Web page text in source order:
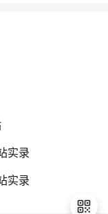
实录
实录